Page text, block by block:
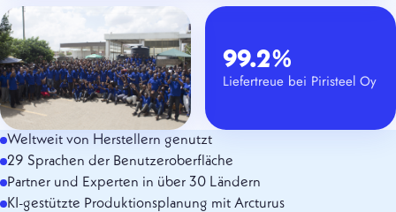
99.2%
Liefertreue bei Piristeel Oy
Weltweit von Herstellern genutzt
29 Sprachen der Benutzeroberfläche
Partner und Experten in über 30 Ländern
KI-gestützte Produktionsplanung mit Arcturus